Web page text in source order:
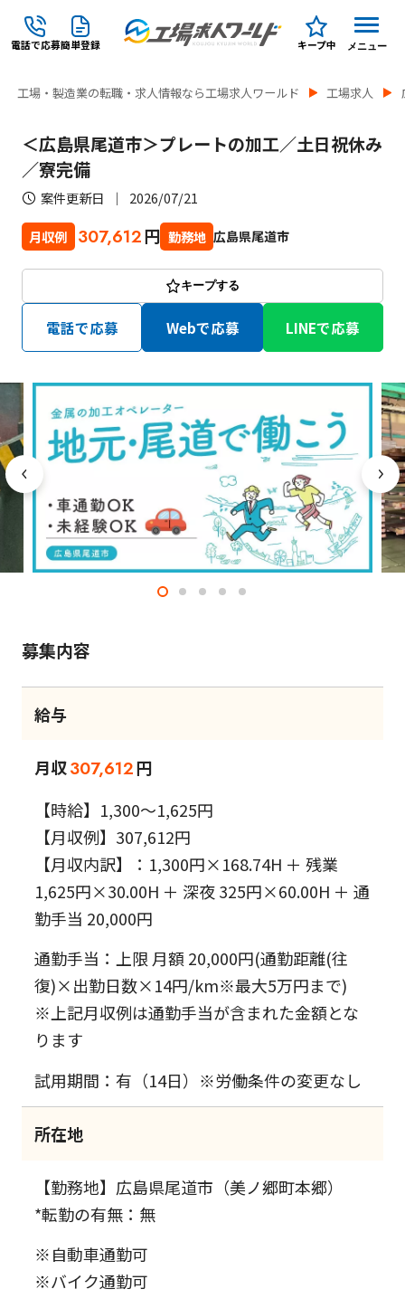
電話で応募簡単登録 キープ中 メニュー
工場・製造業の転職・求人情報なら工場求人ワールド 工場求人
＜広島県尾道市＞プレートの加工／土日祝休み
／寮完備
案件更新日 2026/07/21
月収例 307,612円 勤務地 広島県尾道市
キープする
電話で応募 Webで応募 LINEで応募
募集内容
給与
月収307,612円
【時給】1,300～1,625円
【月収例】307,612円
【月収内訳】：1,300円×168.74H ＋ 残業
1,625円×30.00H ＋ 深夜 325円×60.00H ＋ 通
勤手当 20,000円
通勤手当：上限 月額 20,000円(通勤距離(往
復)×出勤日数×14円/km※最大5万円まで)
※上記月収例は通勤手当が含まれた金額とな
ります
試用期間：有（14日）※労働条件の変更なし
所在地
【勤務地】広島県尾道市（美ノ郷町本郷）
*転勤の有無：無
※自動車通勤可
※バイク通勤可